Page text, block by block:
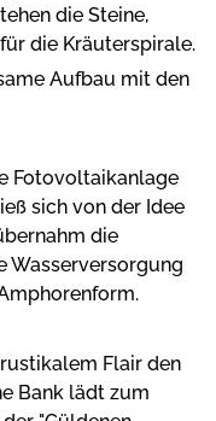
die Steine,
die Kräuterspirale.
Aufbau mit den
Fotovoltaikanlage
sich von der Idee
die
Wasserversorgung
Flair den
Bank lädt zum